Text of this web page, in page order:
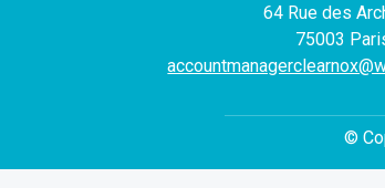
64 Rue des
75003
©